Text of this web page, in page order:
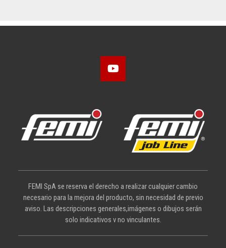
FEMI SpA se reserva el derecho a realizar cualquier cambio
necesario para la mejora del producto, sin necesidad de previo
aviso. Las descripciones generales,imágenes o dibujos serán
solo indicativos v no vinculantes.